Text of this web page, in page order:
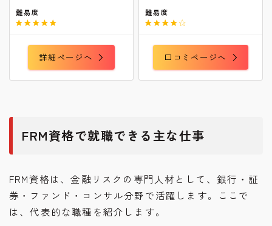
難易度

詳細ページへ
難易度

口コミページへ
FRM資格で就職できる主な仕事
FRM資格は、金融リスクの専門人材として、銀行・証
券・ファンド・コンサル分野で活躍します。ここで
は、代表的な職種を紹介します。